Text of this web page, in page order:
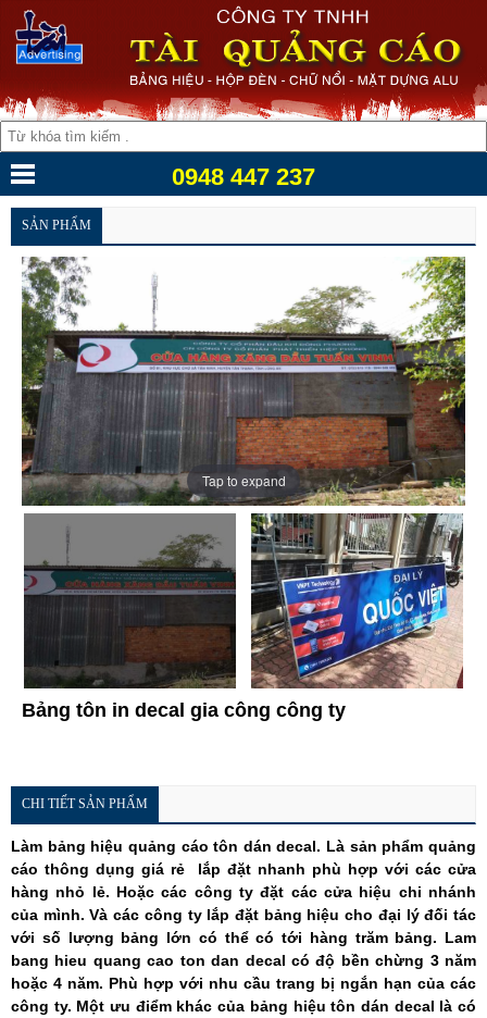
0948 447 237
SẢN PHẨM
Tap to expand
Bảng tôn in decal gia công công ty
CHI TIẾT SẢN PHẨM
Làm bảng hiệu quảng cáo tôn dán decal. Là sản phẩm quảng
cáo thông dụng giá rẻ lắp đặt nhanh phù hợp với các cửa
hàng nhỏ lẻ. Hoặc các công ty đặt các cửa hiệu chi nhánh
của mình. Và các công ty lắp đặt bảng hiệu cho đại lý đối tác
với số lượng bảng lớn có thể có tới hàng trăm bảng. Lam
bang hieu quang cao ton dan decal có độ bền chừng 3 năm
hoặc 4 năm. Phù hợp với nhu cầu trang bị ngắn hạn của các
công ty. Một ưu điểm khác của bảng hiệu tôn dán decal là có